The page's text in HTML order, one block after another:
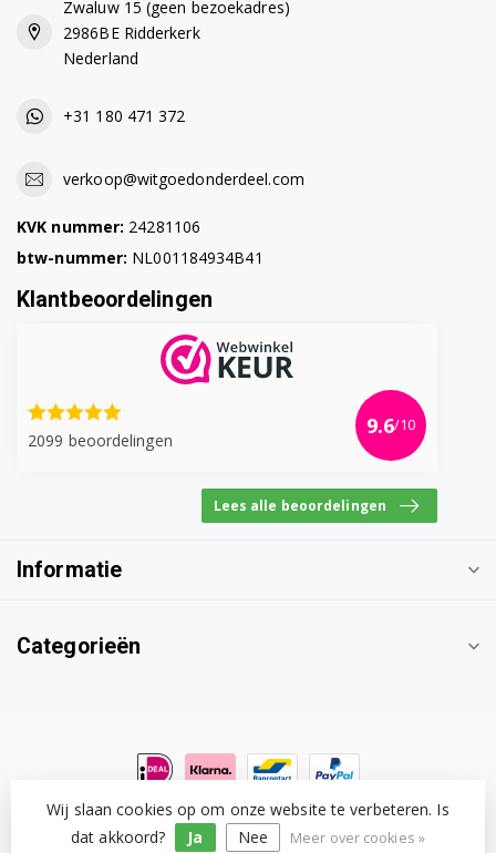
Zwaluw 15 (geen bezoekadres)
2986BE Ridderkerk
Nederland
+31 180 471 372
verkoop@witgoedonderdeel.com
KVK nummer: 24281106
btw-nummer: NL001184934B41
Klantbeoordelingen
2099 beoordelingen
9.6/10
Lees alle beoordelingen
Informatie
Categorieën
© Copyright 2026 Witgoedonderdeel.com- Powered by
Lightspeed- Lightspeed designbyDyvelopment
Wij slaan cookies op om onze website te verbeteren. Is
dat akkoord?
Ja Nee Meer over cookies »